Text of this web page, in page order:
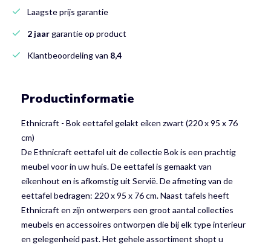
Laagste prijs garantie
2 jaargarantie op product
Klantbeoordeling van 8,4
Productinformatie
Ethnicraft - Bok eettafel gelakt eiken zwart (220 x 95 x 76
cm)
De Ethnicraft eettafel uit de collectie Bok is een prachtig
meubel voor in uw huis. De eettafel is gemaakt van
eikenhout en is afkomstig uit Servië. De afmeting van de
eettafel bedragen: 220 x 95 x 76 cm. Naast tafels heeft
Ethnicraft en zijn ontwerpers een groot aantal collecties
meubels en accessoires ontworpen die bij elk type interieur
en gelegenheid past. Het gehele assortiment shopt u